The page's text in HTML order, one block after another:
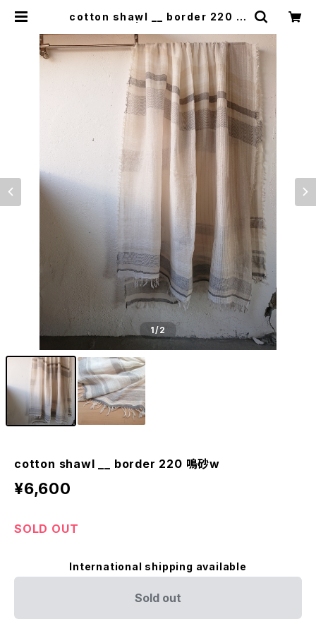
cotton shawl __ border 220 鳴
1/2
cotton shawl __ border 220 鳴砂w
¥6,600
SOLD OUT
International shipping available
Sold out